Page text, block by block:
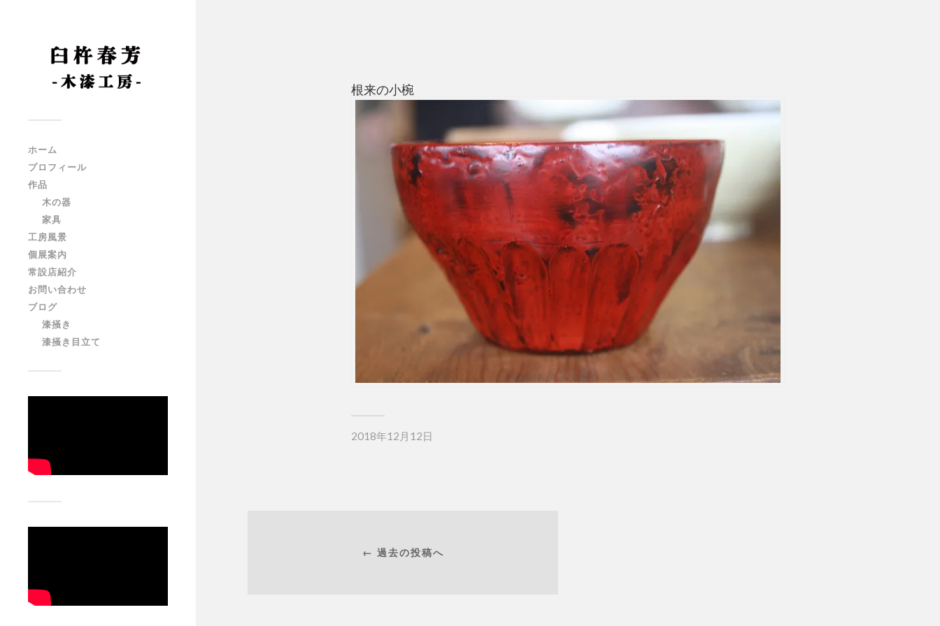
ホーム
プロフィール
作品
木の器
家具
工房風景
個展案内
常設店紹介
お問い合わせ
ブログ
漆掻き
漆掻き目立て
根来の小椀
2018年12月12日
← 過去の投稿へ